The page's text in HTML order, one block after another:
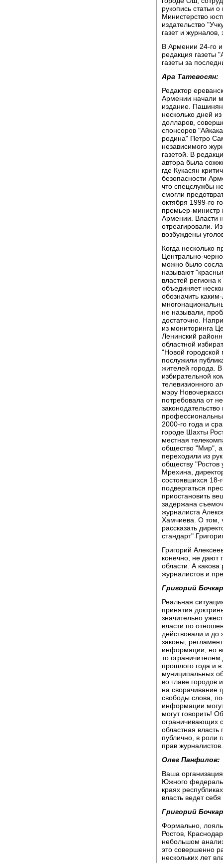
рукопись статьи
Министерство
издательство
газет и
В Армении 24-го
редакция газеты
газеты за
Ара Татевосян:
Редактор
Армении начали
издание. Пашинян
несколько дней
долларов,
спонсоров
родина" Петро
независимого
газетой. В
автора была
где Кукасян
безопасности
что спецслужбы
смогли
октября 1999-го
премьер-министр
Армении. Власти
отреагировали.
возбуждены
Когда несколько
Центрально-
можно было
называют
властей региона
объединяет
обозначить
не называли,
достаточно.
из мониторинга
Ленинский
областной
"Новой
послужили
жителей города.
избирательной
телевизионного
мэру
потребовала от
2000-го года и
городе Шахты
местная
общество "Мир",
переходили из
обществу "Ростов
Мрехина,
состоявшихся
подвергаться
приостановить
задержана
журналиста
Хамчиева. О том,
рассказать
стандарт"
Григорий
конечно, не дают
области. А
журналистов и
Григорий
Реальная
принятия
значительно
власти по
действовали и до
законы,
информации, но
то ограничителем
прошлого года и
муниципальных
во главе городов
на сворачивание
свободы слова,
информации
могут говорить!
ограничивающих
областная власть
публично, в роли
прав журналистов.
Олег Панфилов:
Ваша
Южного
краях
власть ведет
Григорий
Формально,
Ростов,
небольшом
это совершенно
нескольких лет